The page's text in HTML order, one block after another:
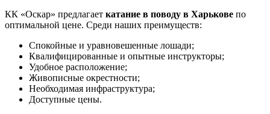
КК «Оскар» предлагает катание в поводу в Харькове по
оптимальной цене. Среди наших преимуществ:
Спокойные и уравновешенные лошади;
Квалифицированные и опытные инструкторы;
Удобное расположение;
Живописные окрестности;
Необходимая инфраструктура;
Доступные цены.